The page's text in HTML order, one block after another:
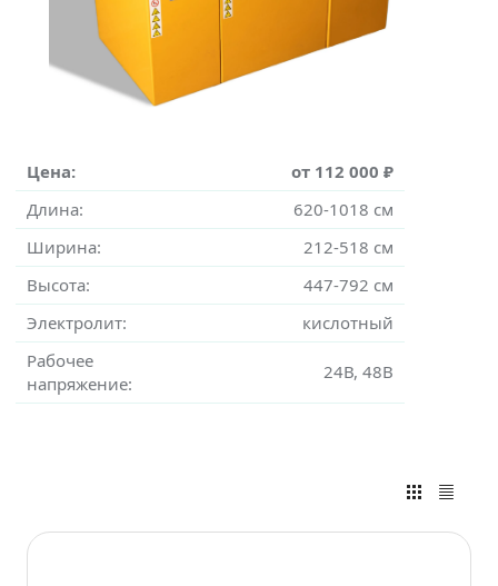
Цена:
от 112 000 ₽
Длина:
620-1018 см
Ширина:
212-518 см
Высота:
447-792 см
Электролит:
кислотный
Рабочее
напряжение:
24В, 48В